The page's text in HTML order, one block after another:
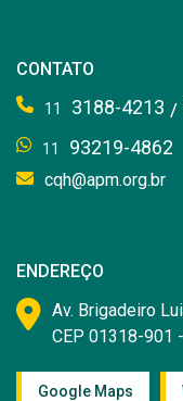
CONTATO
11 3188-4213 /
11 93219-4862
cqh@apm.org.br
ENDEREÇO
Av. Brigadeiro
CEP 01318-901
Google Maps